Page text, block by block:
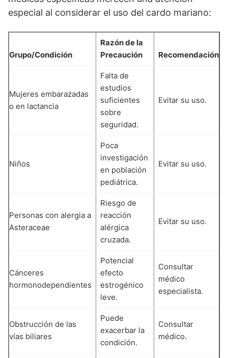
especial al considerar el uso del cardo mariano:
Grupo/Condición
Razón de la
Precaución
Recomendación
Mujeres embarazadas
o en lactancia
Falta de
estudios
suficientes
sobre
seguridad.
Evitar su uso.
Niños
Poca
investigación
en población
pediátrica.
Evitar su uso.
Personas con alergia a
Asteraceae
Riesgo de
reacción
alérgica
cruzada.
Evitar su uso.
Cánceres
hormonodependientes
Potencial
efecto
estrogénico
leve.
Consultar
médico
especialista.
Obstrucción de las
vías biliares
Puede
exacerbar la
condición.
Consultar
médico.